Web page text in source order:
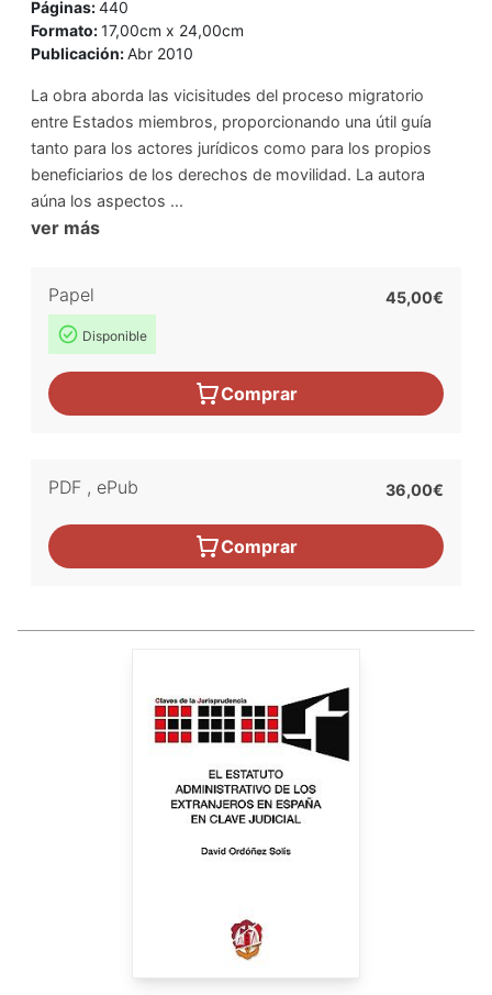
Páginas:440
Formato:17,00cm x 24,00cm
Publicación:Abr 2010
La obra aborda las vicisitudes del proceso migratorio
entre Estados miembros, proporcionando una útil guía
tanto para los actores jurídicos como para los propios
beneficiarios de los derechos de movilidad. La autora
aúna los aspectos ...
ver más
Papel
Disponible
45,00€
Comprar
PDF , ePub 36,00€
Comprar